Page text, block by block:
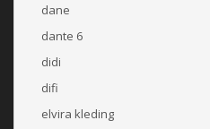
dane
dante 6
didi
difi
elvira kleding